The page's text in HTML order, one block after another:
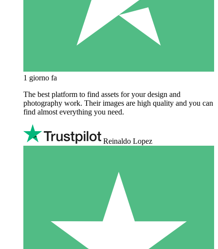
1 giorno fa
The best platform to find assets for your design and
photography work. Their images are high quality and you can
find almost everything you need.
Reinaldo Lopez